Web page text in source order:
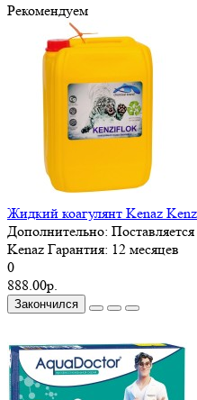
Рекомендуем
Жидкий коагулянт Kenaz
Дополнительно:
Kenaz Гарантия: 12 месяцев
0
888.00р.
Закончился